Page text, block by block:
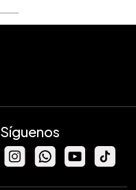
Síguenos